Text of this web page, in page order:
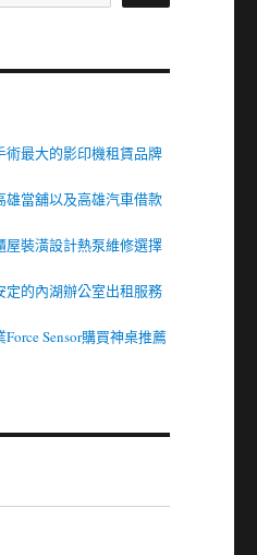
術最大的影印機租賃品牌
雄當舖以及高雄汽車借款
屋裝潢設計熱泵維修選擇
定的內湖辦公室出租服務
Sensor購買神桌推薦